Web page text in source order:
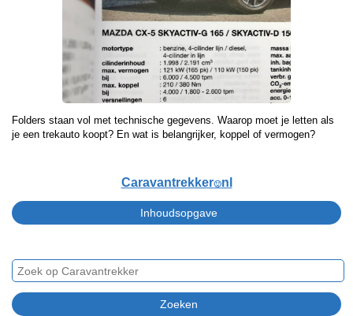
Folders staan vol met technische gegevens. Waarop moet je letten als
je een trekauto koopt? En wat is belangrijker, koppel of vermogen?
Caravantrekker🙂nl